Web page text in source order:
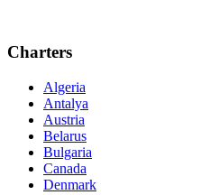
Charters
Algeria
Antalya
Austria
Belarus
Bulgaria
Canada
Denmark